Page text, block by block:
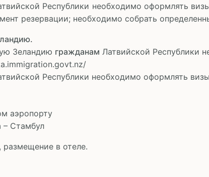
Республики необходимо оформлять
резервации; необходимо собрать
Зеландию гражданам Латвийской Республики
Республики необходимо оформлять
аэропорту
– Стамбул
размещение в отеле.